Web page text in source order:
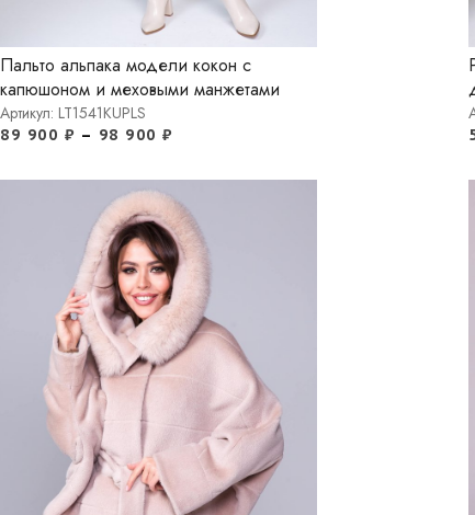
Пальто альпака модели кокон с
капюшоном и меховыми манжетами
Артикул: LT1541KUPLS
89 900 ₽ – 98 900 ₽